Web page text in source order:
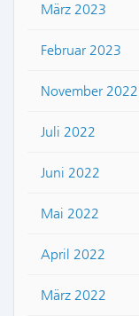
März 2023
Februar 2023
November 2022
Juli 2022
Juni 2022
Mai 2022
April 2022
März 2022